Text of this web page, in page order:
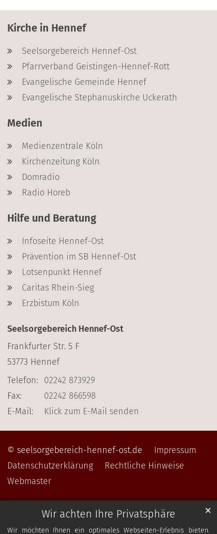
Wir achten Ihre Privatsphäre
Wir möchten Ihnen ein optimales Webseiten-Erlebnis bieten.
✕
Kirche in Hennef
Seelsorgebereich Hennef-Ost
Pfarrverband Geistingen-Hennef-Rott
Evangelische Gemeinde Hennef
Evangelische Stephanuskirche Uckerath
Medien
Medienzentrale Köln
Kirchenzeitung Köln
Domradio
Radio Horeb
Hilfe und Beratung
Infoseite Hennef-Ost
Prävention im SB Hennef-Ost
Lotsenpunkt Hennef
Caritas Rhein-Sieg
Erzbistum Köln
Seelsorgebereich Hennef-Ost
Frankfurter Str. 5 F
53773 Hennef
Telefon:
02242 873929
Fax:
02242 866598
E-Mail:
Klick zum E-Mail senden
© seelsorgebereich-hennef-ost.de
Impressum
Datenschutzerklärung
Rechtliche Hinweise
Webmaster